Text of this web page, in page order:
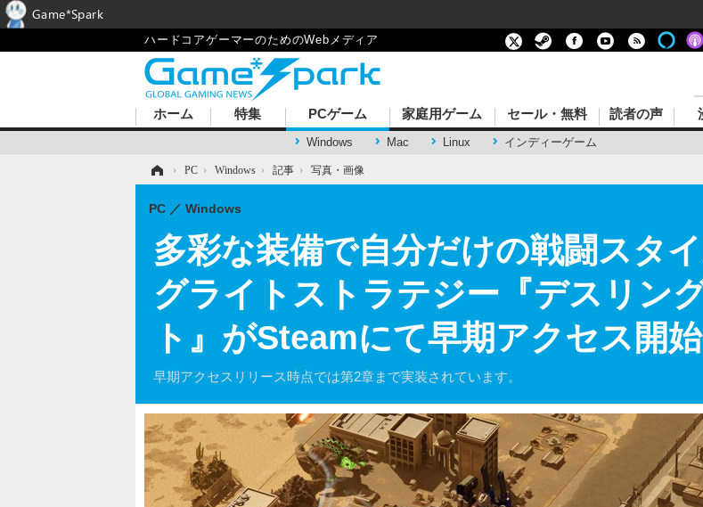
ハードコアゲーマーのためのWebメディア
ホーム 特集 PCゲーム
Windows Mac Linux インディーゲーム
家庭用ゲーム セール・無料 読者の声
› PC › Windows › 記事 › 写真・画像
多彩な装備で自分だけの戦闘スタ
グライトストラテジー『デスリン
ト』がSteamにて早期アクセス開
早期アクセスリリース時点では第2章まで実装されています。
PC Windows
Game*Spark